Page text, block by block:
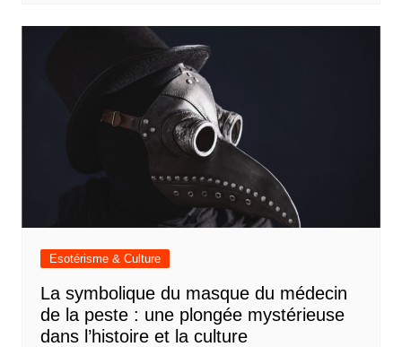
Esotérisme & Culture
La symbolique du masque du médecin
de la peste : une plongée mystérieuse
dans l’histoire et la culture